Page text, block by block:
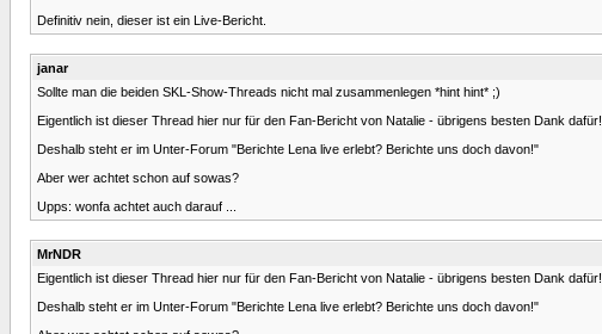
Definitiv nein, dieser ist ein Live-Bericht.
janar
Sollte man die beiden SKL-Show-Threads nicht mal zusammenlegen *hint hint* ;)
Eigentlich ist dieser Thread hier nur für den Fan-Bericht von Natalie - übrigens besten Dank dafür!
Deshalb steht er im Unter-Forum "Berichte Lena live erlebt? Berichte uns doch davon!"
Aber wer achtet schon auf sowas?
Upps: wonfa achtet auch darauf ...
MrNDR
Eigentlich ist dieser Thread hier nur für den Fan-Bericht von Natalie - übrigens besten Dank dafür!
Deshalb steht er im Unter-Forum "Berichte Lena live erlebt? Berichte uns doch davon!"